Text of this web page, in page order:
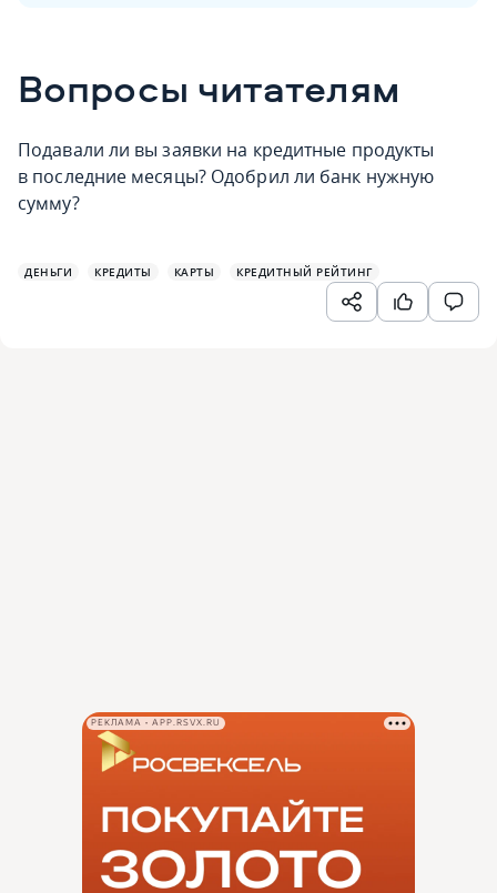
Вопросы читателям
Подавали ли вы заявки на кредитные продукты
в последние месяцы? Одобрил ли банк нужную
сумму?
ДЕНЬГИ КРЕДИТЫ КАРТЫ КРЕДИТНЫЙ РЕЙТИНГ
РЕКЛАМА • APP.RSVX.RU